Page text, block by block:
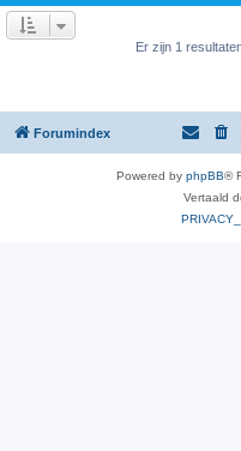
Er zijn 1
Forumindex
Powered by phpBB®
Vertaald